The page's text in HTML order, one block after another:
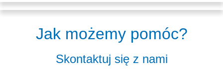
Jak możemy pomóc?
Skontaktuj się z nami